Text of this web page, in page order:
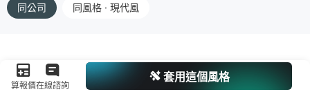
同公司 同風格 · 現代風
算報價在線諮詢
套用這個風格